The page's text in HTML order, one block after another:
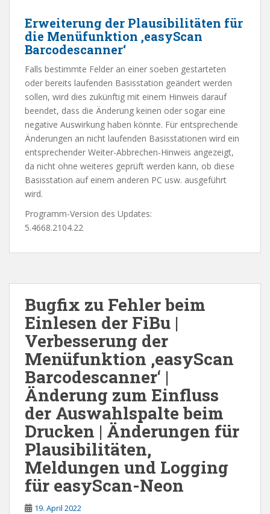
Erweiterung der Plausibilitäten für
die Menüfunktion ‚easyScan
Barcodescanner‘
Falls bestimmte Felder an einer soeben gestarteten
oder bereits laufenden Basisstation geändert werden
sollen, wird dies zukünftig mit einem Hinweis darauf
beendet, dass die Änderung keinen oder sogar eine
negative Auswirkung haben könnte. Für entsprechende
Änderungen an nicht laufenden Basisstationen wird ein
entsprechender Weiter-Abbrechen-Hinweis angezeigt,
da nicht ohne weiteres geprüft werden kann, ob diese
Basisstation auf einem anderen PC usw. ausgeführt
wird.
Programm-Version des Updates:
5.4668.2104.22
Bugfix zu Fehler beim
Einlesen der FiBu |
Verbesserung der
Menüfunktion ‚easyScan
Barcodescanner‘ |
Änderung zum Einfluss
der Auswahlspalte beim
Drucken | Änderungen für
Plausibilitäten,
Meldungen und Logging
für easyScan-Neon
19. April 2022